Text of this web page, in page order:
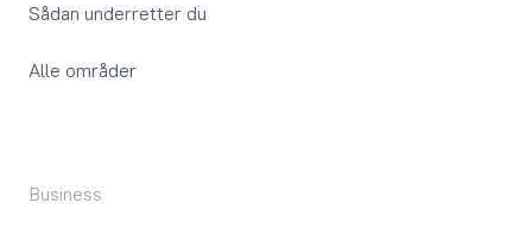
Sådan underretter du
Alle områder
Business